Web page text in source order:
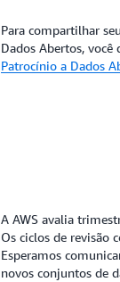
Para compartilhar
Dados Abertos, você
Patrocínio a Dados
A AWS avalia
Os ciclos de revisão
Esperamos
novos conjuntos de